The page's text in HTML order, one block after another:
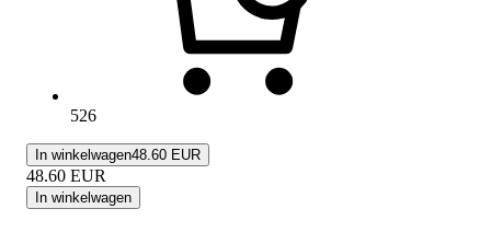
526
In winkelwagen48.60 EUR
48.60 EUR
In winkelwagen